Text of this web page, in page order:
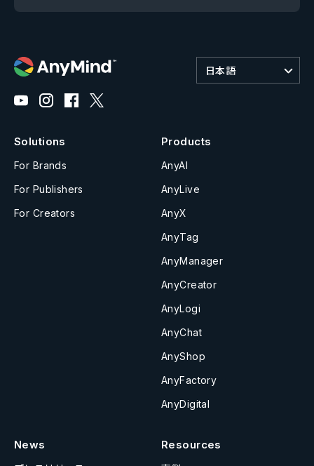
日本語
Solutions
For Brands
For Publishers
For Creators
Products
AnyAI
AnyLive
AnyX
AnyTag
AnyManager
AnyCreator
AnyLogi
AnyChat
AnyShop
AnyFactory
AnyDigital
News Resources